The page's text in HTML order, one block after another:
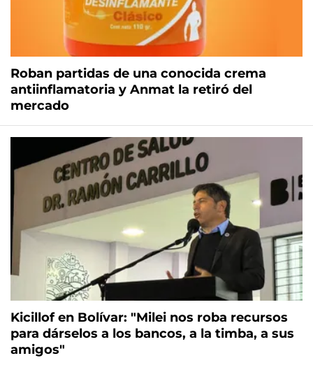
Roban partidas de una conocida crema
antiinflamatoria y Anmat la retiró del
mercado
Kicillof en Bolívar: "Milei nos roba recursos
para dárselos a los bancos, a la timba, a sus
amigos"